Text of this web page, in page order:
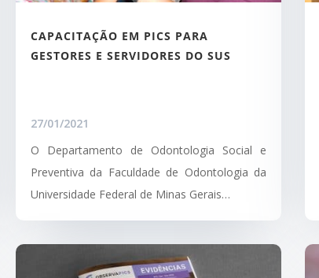
CAPACITAÇÃO EM PICS PARA
GESTORES E SERVIDORES DO SUS
27/01/2021
O Departamento de Odontologia Social e
Preventiva da Faculdade de Odontologia da
Universidade Federal de Minas Gerais…